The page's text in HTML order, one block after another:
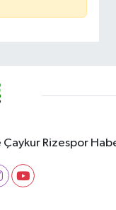
Rizespor